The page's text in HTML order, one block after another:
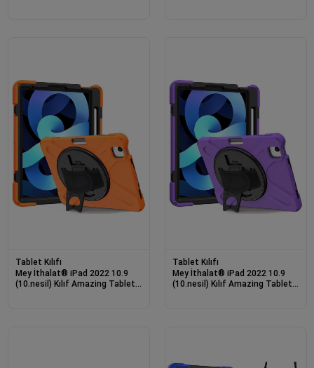
Tablet Kılıfı
Mey İthalat® iPad 2022 10.9
(10.nesil) Kılıf Amazing Tablet
Tablet Kılıfı
Mey İthalat® iPad 2022 10.9
(10.nesil) Kılıf Amazing Tablet